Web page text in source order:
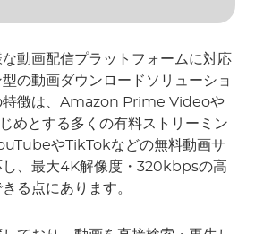
な動画配信プラットフォームに対応
の動画ダウンロードソリューショ
特徴は、Amazon Prime Videoや
めとする多くの有料ストリーミン
やTikTokなどの無料動画サ
し、最大4K解像度・320kbpsの高
る点にあります。